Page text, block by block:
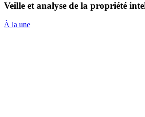
Veille et analyse de la propriété
À la une